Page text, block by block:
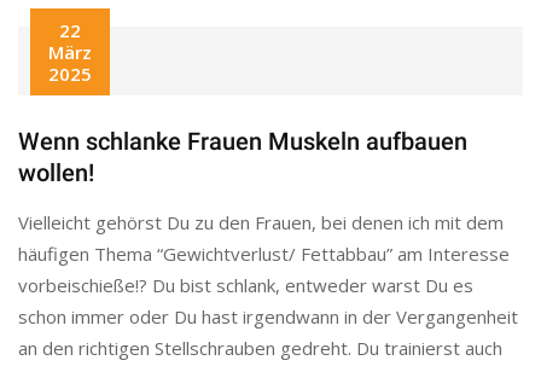
22
März
2025
Wenn schlanke Frauen Muskeln aufbauen
wollen!
Vielleicht gehörst Du zu den Frauen, bei denen ich mit dem
häufigen Thema “Gewichtverlust/ Fettabbau” am Interesse
vorbeischieße!? Du bist schlank, entweder warst Du es
schon immer oder Du hast irgendwann in der Vergangenheit
an den richtigen Stellschrauben gedreht. Du trainierst auch